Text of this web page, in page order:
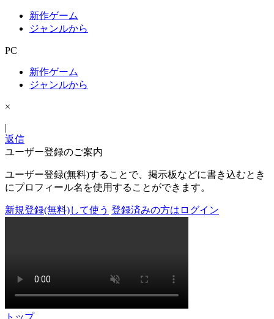
新作ゲーム
ジャンルから
PC
新作ゲーム
ジャンルから
×
|
返信
ユーザー登録のご案内
ユーザー登録(無料)することで、掲示板などに書き込むとき
にプロフィール名を使用することができます。
新規登録(無料)して使う 登録済みの方はログイン
トップ